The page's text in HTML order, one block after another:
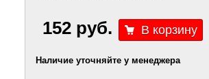
152 руб.
Наличие уточняйте у менеджера